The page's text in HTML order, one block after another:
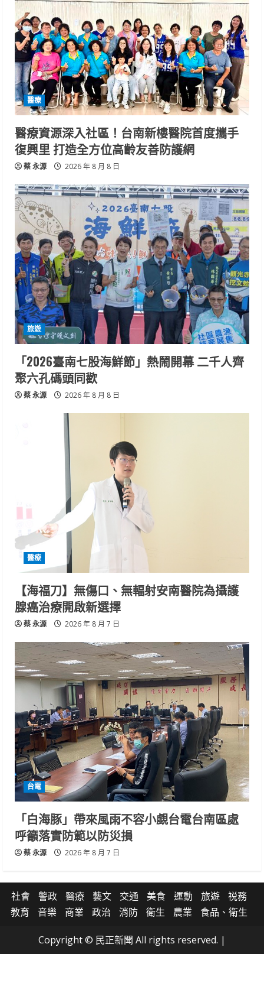
醫療
醫療資源深入社區！台南新樓醫院首度攜手
復興里 打造全方位高齡友善防護網
蔡 永源 2026 年 8 月 8 日
旅遊
「2026臺南七股海鮮節」熱鬧開幕 二千人齊
聚六孔碼頭同歡
蔡 永源 2026 年 8 月 8 日
醫療
【海福刀】無傷口、無輻射安南醫院為攝護
腺癌治療開啟新選擇
蔡 永源 2026 年 8 月 7 日
台電
「白海豚」帶來風雨不容小覷台電台南區處
呼籲落實防範以防災損
蔡 永源 2026 年 8 月 7 日
社會 警政 醫療 藝文 交通 美食 運動 旅遊
祱務
教育
音樂 商業 政治 消防 衛生 農業 食品、衛生
Copyright © 民正新聞 All rights reserved. |